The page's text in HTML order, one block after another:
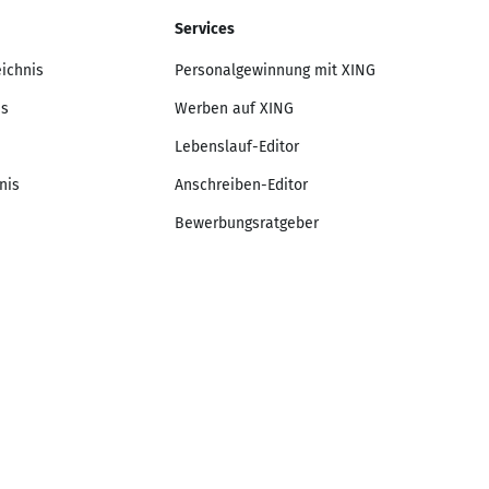
Services
Personalgewinnung mit XING
Werben auf XING
Lebenslauf-Editor
Anschreiben-Editor
Bewerbungsratgeber